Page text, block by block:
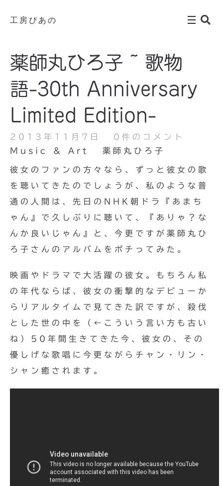
工房ぴあの
薬師丸ひろ子 ~ 歌物
語-30th Anniversary
Limited Edition-
2013年11月7日
0件のコメント
Music & Art
薬師丸ひろ子
彼女のファンの方々なら、ずっと彼女の歌
を聴いてきたのでしょうが、私のような普
通の人間は、先日のNHK朝ドラ『あまち
ゃん』で久しぶりに聴いて、『ありゃ？な
んか良いじゃん』と、今更ですが薬師丸ひ
ろ子さんのアルバムをポチってみた。
映画やドラマで大活躍の彼女。もちろん私
の年代ならば、彼女の衝撃的なデビューか
らリアルタイムで見てきた訳ですが、殺伐
とした世の中を（←こういう言い方も古い
ね）50年間生きてきた今、彼女の、その
優しげな歌唱に今更ながらチャン・リン・
シャン癒されます。